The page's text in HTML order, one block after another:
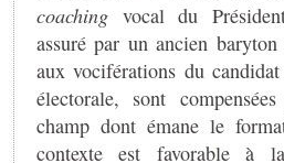
coaching vocal du
assuré par un ancien
aux vociférations du
électorale, sont
champ dont émane le
contexte est favorable à